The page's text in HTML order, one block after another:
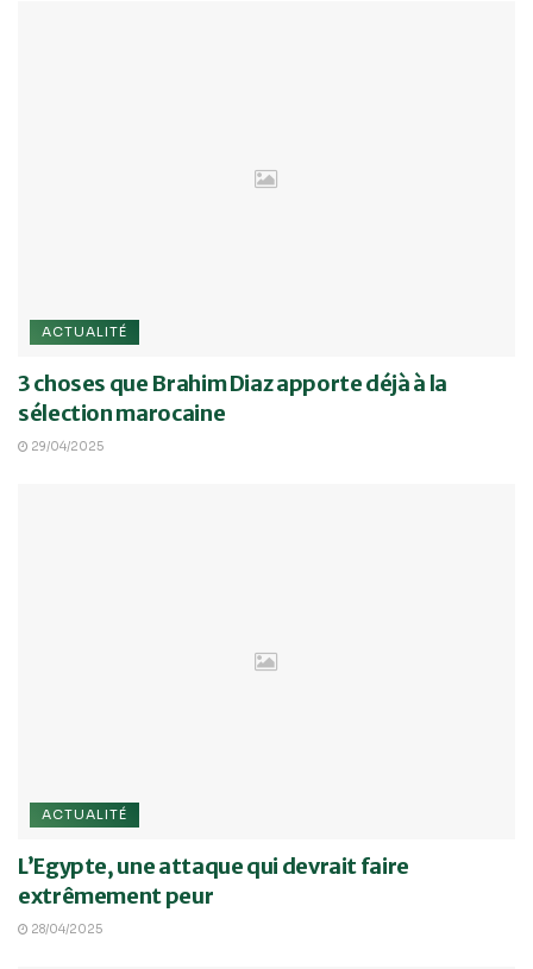
ACTUALITÉ
3 choses que Brahim Diaz apporte déjà à la
sélection marocaine
29/04/2025
ACTUALITÉ
L’Egypte, une attaque qui devrait faire
extrêmement peur
28/04/2025